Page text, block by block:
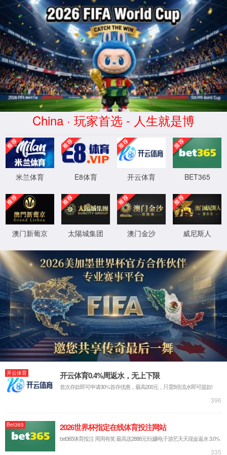
模块不存在:list
你可以返回上一页重试，或直接向我们反馈错
误报告
返回主页
反馈错误
XML 地图